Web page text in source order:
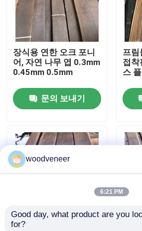
우리에 대하여
공장 여행
품질 관리
연락주세요
인용문을 요구하세요
천연 나무 베니어판
나무 바닥 베니어
장식용 연한 오크 포니
어, 자연 나무 엽 0.3mm
0.45mm 0.5mm
문의 보내기
프림
접착
스
다재다능한 연연판 AA
woodveneer
6:21 PM
Good day, what product are you
for?